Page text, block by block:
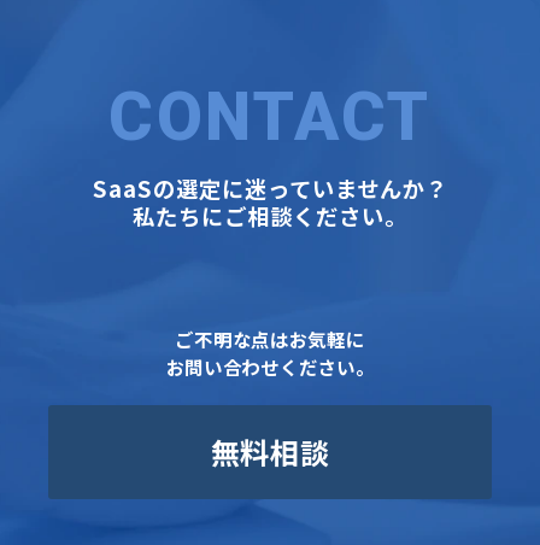
CONTACT
SaaSの選定に迷っていませんか？
私たちにご相談ください。
ご不明な点はお気軽に
お問い合わせください。
無料相談